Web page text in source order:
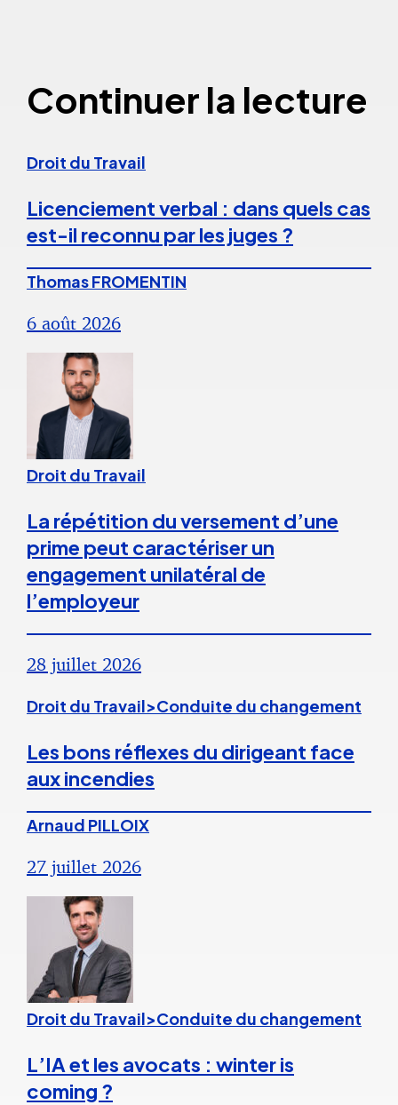
Continuer la lecture
Droit du Travail
Licenciement verbal : dans quels cas
est-il reconnu par les juges ?
Thomas FROMENTIN
6 août 2026
Droit du Travail
La répétition du versement d’une
prime peut caractériser un
engagement unilatéral de
l’employeur
28 juillet 2026
Droit du Travail>Conduite du changement
Les bons réflexes du dirigeant face
aux incendies
Arnaud PILLOIX
27 juillet 2026
Droit du Travail>Conduite du changement
L’IA et les avocats : winter is
coming ?